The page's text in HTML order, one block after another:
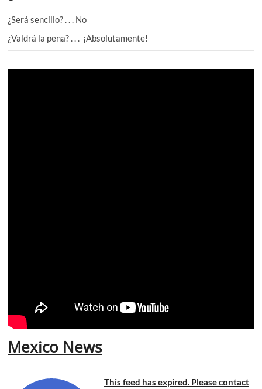
¿Será sencillo? . . . No
¿Valdrá la pena? . . . ¡Absolutamente!
Mexico News
This feed has expired. Please contact